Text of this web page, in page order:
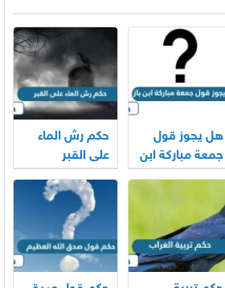
هل يجوز قول
جمعة مباركة ابن
باز
حكم رش الماء
على القبر